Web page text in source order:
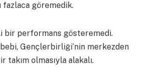
fazlaca göremedik.
bir performans gösteremedi.
Gençlerbirliği’nin merkezden
takım olmasıyla alakalı.